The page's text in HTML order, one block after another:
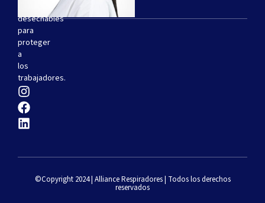
respiradores
desechables
para
proteger
a
los
trabajadores.
©Copyright 2024 | Alliance Respiradores | Todos los derechos
reservados